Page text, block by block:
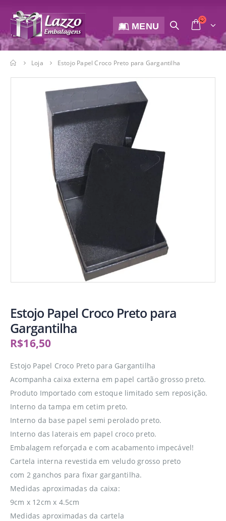
MENU
Loja Estojo Papel Croco Preto para Gargantilha
Estojo Papel Croco Preto para
Gargantilha
R$16,50
Estojo Papel Croco Preto para Gargantilha
Acompanha caixa externa em papel cartão grosso preto.
Produto Importado com estoque limitado sem reposição.
Interno da tampa em cetim preto.
Interno da base papel semi perolado preto.
Interno das laterais em papel croco preto.
Embalagem reforçada e com acabamento impecável!
Cartela interna revestida em veludo grosso preto
com 2 ganchos para fixar gargantilha.
Medidas aproximadas da caixa:
9cm x 12cm x 4.5cm
Medidas aproximadas da cartela